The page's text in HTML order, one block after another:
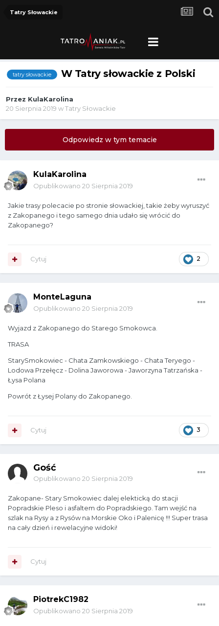
Tatry Słowackie
tatry słowackie W Tatry słowackie z Polski
Przez KulaKarolina
20 Sierpnia 2019 wTatry Słowackie
Odpowiedz w tym temacie
KulaKarolina
Opublikowano 20 Sierpnia 2019
Jakie trasy polecacie po stronie słowackiej, takie żeby wyruszyć
z Zakopanego i tego samego dnia udało się wrócić do
Zakopanego?
2
Cytuj
MonteLaguna
Opublikowano 20 Sierpnia 2019
Wyjazd z Zakopanego do Starego Smokowca.
TRASA
StarySmokowiec - Chata Zamkowskiego - Chata Teryego -
Lodowa Przełęcz - Dolina Jaworowa - Jaworzyna Tatrzańska -
Łysa Polana
Powrót z Łysej Polany do Zakopanego.
3
Cytuj
Gość
Opublikowano 20 Sierpnia 2019
Zakopane- Stary Smokowiec dalej elekticką do stacji
Popradskie Pleso i asfaltem do Popradskiego. Tam wejść na
szlak na Rysy a z Rysów na Morskie Oko i Palenicę !!! Super trasa
na cały dzień i rewelacyjne widoki!
Cytuj
PiotrekC1982
Opublikowano 20 Sierpnia 2019